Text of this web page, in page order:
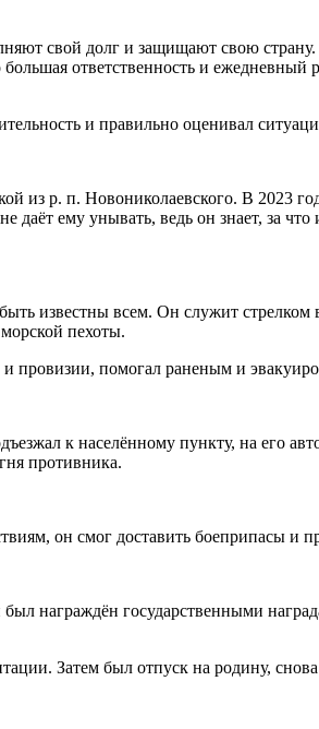
свой долг и защищают свою
ответственность и
и правильно оценивал
из р. п. Новониколаевского. В 2023
ему унывать, ведь он знает, за
известны всем. Он служит
пехоты.
провизии, помогал раненым и
к населённому пункту, на его
противника.
он смог доставить боеприпасы
награждён государственными
Затем был отпуск на родину,